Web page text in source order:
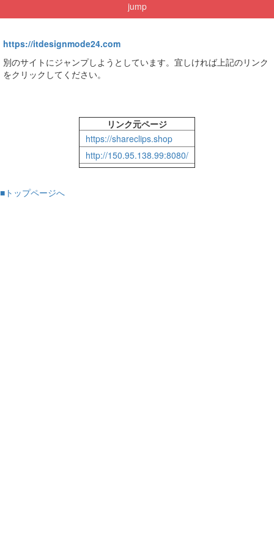
jump
https://itdesignmode24.com
別のサイトにジャンプしようとしています。宜しければ上記のリンク
をクリックしてください。
リンク元ページ
https://shareclips.shop
http://150.95.138.99:8080/
■トップページへ